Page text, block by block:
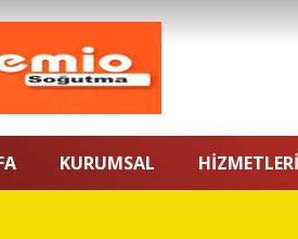
KURUMSAL